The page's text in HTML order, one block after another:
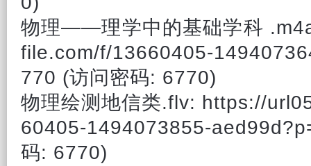
物理——理学中的基础学科
file.com/f/13660405-
770 (访问密码: 6770)
物理绘测地信类.flv: https://
60405-1494073855-
码: 6770)